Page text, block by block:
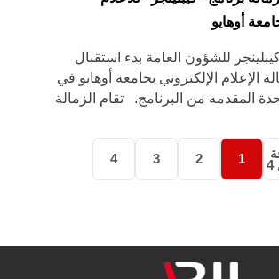
أوهايو
للشؤون العامة بدء استقبال
الإعلام الإلكتروني بجامعة أوهايو في
المقدمه من البرنامج. تقام الزمالة
1
2
3
4